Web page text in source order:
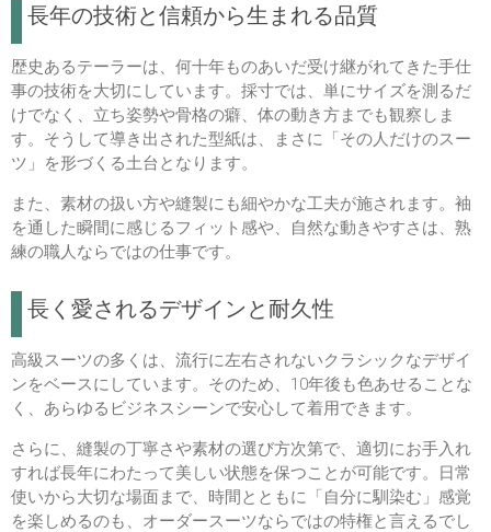
長年の技術と信頼から生まれる品質
歴史あるテーラーは、何十年ものあいだ受け継がれてきた手仕
事の技術を大切にしています。採寸では、単にサイズを測るだ
けでなく、立ち姿勢や骨格の癖、体の動き方までも観察しま
す。そうして導き出された型紙は、まさに「その人だけのスー
ツ」を形づくる土台となります。
また、素材の扱い方や縫製にも細やかな工夫が施されます。袖
を通した瞬間に感じるフィット感や、自然な動きやすさは、熟
練の職人ならではの仕事です。
長く愛されるデザインと耐久性
高級スーツの多くは、流行に左右されないクラシックなデザイ
ンをベースにしています。そのため、10年後も色あせることな
く、あらゆるビジネスシーンで安心して着用できます。
さらに、縫製の丁寧さや素材の選び方次第で、適切にお手入れ
すれば長年にわたって美しい状態を保つことが可能です。日常
使いから大切な場面まで、時間とともに「自分に馴染む」感覚
を楽しめるのも、オーダースーツならではの特権と言えるでし